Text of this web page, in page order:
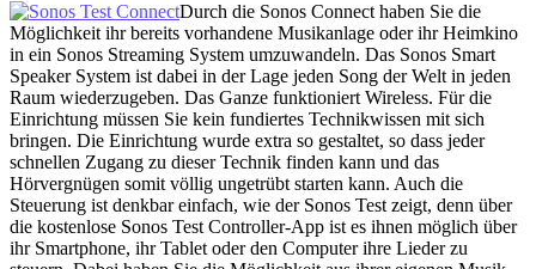
Durch die Sonos Connect haben Sie die
Möglichkeit ihr bereits vorhandene Musikanlage oder ihr Heimkino
in ein Sonos Streaming System umzuwandeln. Das Sonos Smart
Speaker System ist dabei in der Lage jeden Song der Welt in jeden
Raum wiederzugeben. Das Ganze funktioniert Wireless. Für die
Einrichtung müssen Sie kein fundiertes Technikwissen mit sich
bringen. Die Einrichtung wurde extra so gestaltet, so dass jeder
schnellen Zugang zu dieser Technik finden kann und das
Hörvergnügen somit völlig ungetrübt starten kann. Auch die
Steuerung ist denkbar einfach, wie der Sonos Test zeigt, denn über
die kostenlose Sonos Test Controller-App ist es ihnen möglich über
ihr Smartphone, ihr Tablet oder den Computer ihre Lieder zu